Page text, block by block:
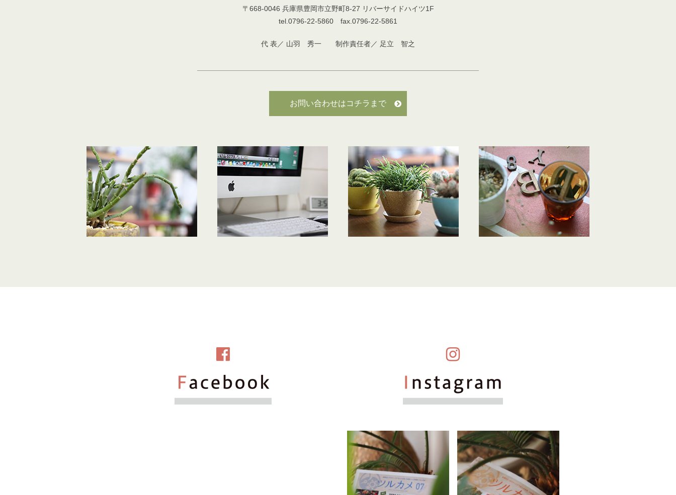
〒668-0046 兵庫県豊岡市立野町8-27 リバーサイドハイツ1F
tel.0796-22-5860 fax.0796-22-5861
代 表／ 山羽 秀一 制作責任者／ 足立 智之
お問い合わせはコチラまで